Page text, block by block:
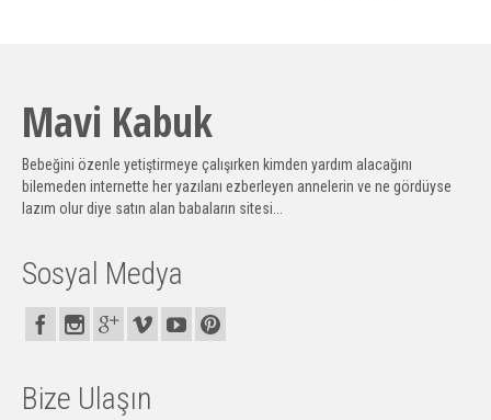
Mavi Kabuk
Bebeğini özenle yetiştirmeye çalışırken kimden yardım alacağını
bilemeden internette her yazılanı ezberleyen annelerin ve ne gördüyse
lazım olur diye satın alan babaların sitesi...
Sosyal Medya
Bize Ulaşın